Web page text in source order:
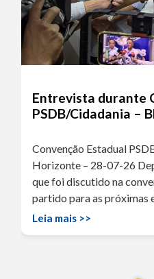
Entrevista durante
PSDB/Cidadania –
Convenção Estadual
Horizonte – 28-07-26
que foi discutido na
partido para as próximas
Leia mais >>